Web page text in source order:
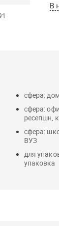
В
сфера:
сфера:
ресепшн,
сфера:
ВУЗ
для
упаковка